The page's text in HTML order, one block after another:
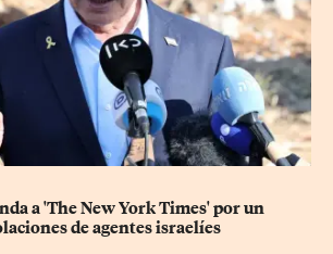
a 'The New York Times' por un
de agentes israelíes